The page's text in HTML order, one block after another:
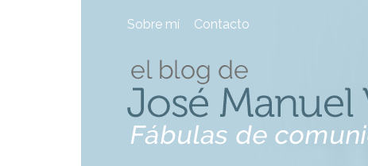
Sobre mí Contacto